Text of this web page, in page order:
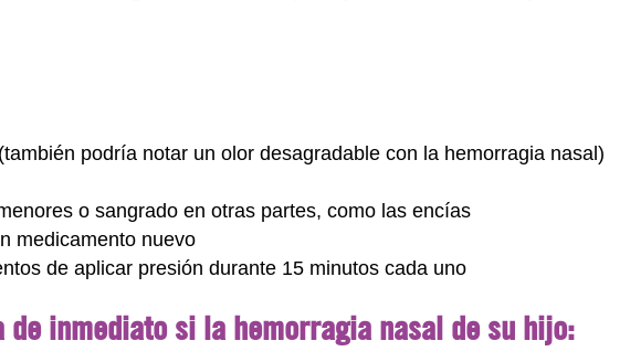
podría notar un olor desagradable con la hemorragia nasal)
o sangrado en otras partes, como las encías
medicamento nuevo
de aplicar presión durante 15 minutos cada uno
de inmediato si la hemorragia nasal de su hijo: